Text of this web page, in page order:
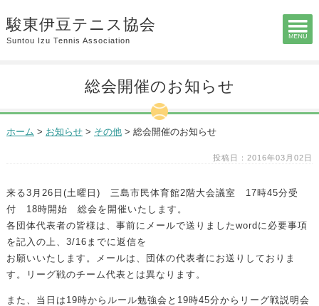
駿東伊豆テニス協会
Suntou Izu Tennis Association
総会開催のお知らせ
ホーム > お知らせ> その他> 総会開催のお知らせ
投稿日：2016年03月02日
来る3月26日(土曜日) 三島市民体育館2階大会議室 17時45分受
付 18時開始 総会を開催いたします。
各団体代表者の皆様は、事前にメールで送りましたwordに必要事項
を記入の上、3/16までに返信を
お願いいたします。メールは、団体の代表者にお送りしておりま
す。リーグ戦のチーム代表とは異なります。
また、当日は19時からルール勉強会と19時45分からリーグ戦説明会